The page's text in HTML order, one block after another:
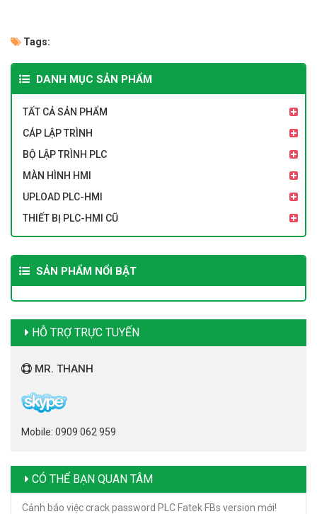
Tags:
DANH MỤC SẢN PHẨM
TẤT CẢ SẢN PHẨM
CÁP LẬP TRÌNH
BỘ LẬP TRÌNH PLC
MÀN HÌNH HMI
UPLOAD PLC-HMI
THIẾT BỊ PLC-HMI CŨ
SẢN PHẨM NỔI BẬT
HỖ TRỢ TRỰC TUYẾN
MR. THANH
Mobile: 0909 062 959
CÓ THỂ BẠN QUAN TÂM
Cảnh báo việc crack password PLC Fatek FBs version mới!